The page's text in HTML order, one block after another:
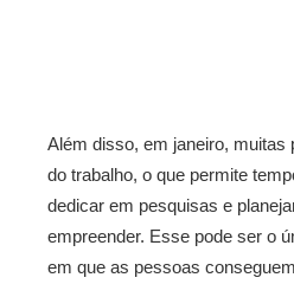
Além disso, em janeiro, muitas
do trabalho, o que permite
dedicar em pesquisas e
empreender. Esse pode ser o
em que as pessoas